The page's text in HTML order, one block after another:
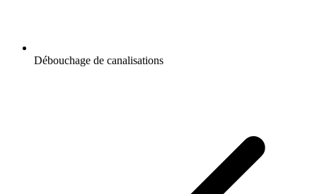
Débouchage de canalisations